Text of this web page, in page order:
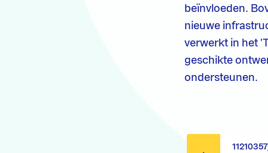
beïnvloeden.
nieuwe
verwerkt in het
geschikte
ondersteunen.